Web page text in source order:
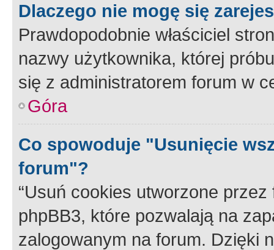
Dlaczego nie mogę się
Prawdopodobnie właściciel
nazwy użytkownika, której
się z administratorem forum w
Góra
Co spowoduje "Usunięcie
forum"?
“Usuń cookies utworzone
phpBB3, które pozwalają na
zalogowanym na forum. Dzięki